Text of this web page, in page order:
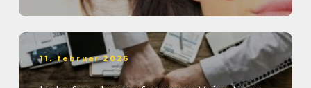
11. februar 2026